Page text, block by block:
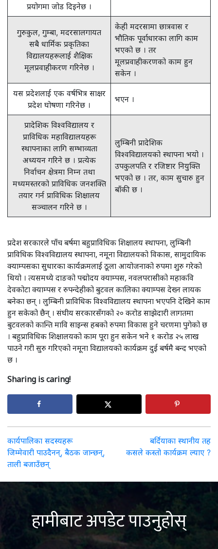
प्रयोगमा जोड दिइनेछ ।
गुरुकुल, गुम्बा, मदरसालगायत
सबै धार्मिक प्रकृतिका
विद्यालयहरूलाई शैक्षिक
मूलप्रवाहीकरण गरिनेछ ।
केही मदरसामा छात्रवास र
भौतिक पूर्वाधारका लागि काम
भएको छ । तर
मूलप्रवाहीकरणको काम हुन
सकेन ।
यस प्रदेशलाई एक वर्षभित्र साक्षर
प्रदेश घोषणा गरिनेछ ।
भएन ।
प्रादेशिक विश्वविद्यालय र
प्राविधिक महाविद्यालयहरू
स्थापनाका लागि सम्भाव्यता
अध्ययन गरिने छ । प्रत्येक
निर्वाचन क्षेत्रमा निम्न तथा
मध्यमस्तरको प्राविधिक जनशक्ति
तयार गर्न प्राविधिक शिक्षालय
सञ्चालन गरिने छ ।
लुम्बिनी प्रादेशिक
विश्वविद्यालयको स्थापना भयो ।
उपकुलपति र रजिष्टार नियुक्ति
भएको छ । तर, काम सुचारु हुन
बाँकी छ ।
प्रदेश सरकारले पाँच बर्षमा बहुप्राविधिक शिक्षालय स्थापना, लुम्बिनी
प्राविधिक विश्वविद्यालय स्थापना, नमूना विद्यालयको विकास, सामुदायिक
क्याम्पसका सुधारका कार्यक्रमलाई ठूला आयोजनाको रुपमा शुरु गरेको
थियो । त्यसमध्ये दाङको पद्मोदय क्याम्पस, नवलपरासीको महाकवि
देवकोटा क्याम्पस र रुपन्देहीको बुटवल कालिका क्याम्पस देख्न लायक
बनेका छन् । लुम्बिनी प्राविधिक विश्वविद्यालय स्थापना भएपनि देखिने काम
हुन सकेको छैन् । संघीय सरकारसँगको २० करोड साझेदारी लागतमा
बुटवलको कान्ति मावि साइन्स हबको रुपमा विकास हुने चरणमा पुगेको छ
। बहुप्राविधिक शिक्षालयको काम पूरा हुन सकेन भने १ करोड २५ लाख
पाउने गरी सुरु गरिएको नमूना विद्यालयको कार्यक्रम दुई बर्षमै बन्द भएको
छ ।
Sharing is caring!
Post
navigation
कार्यपालिका सदस्यहरू
जिम्मेवारी पाउदैनन्, बैठक जान्छन्,
ताली बजाउँछन्
बर्दियाका स्थानीय तह
कसले कस्तो कार्यक्रम ल्याए ?
हामीबाट अपडेट पाउनुहोस्